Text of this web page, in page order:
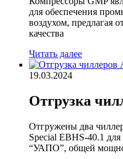
для обеспечения
воздухом, предлагая
качества
Читать далее
19.03.2024
Отгрузка
Отгружены два
Special EBHS-40.1
“УАПО”, общей